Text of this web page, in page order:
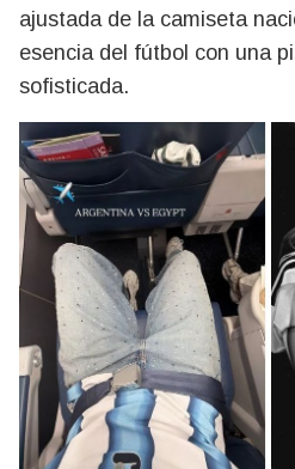
ajustada de la camiseta
esencia del fútbol con una
sofisticada.